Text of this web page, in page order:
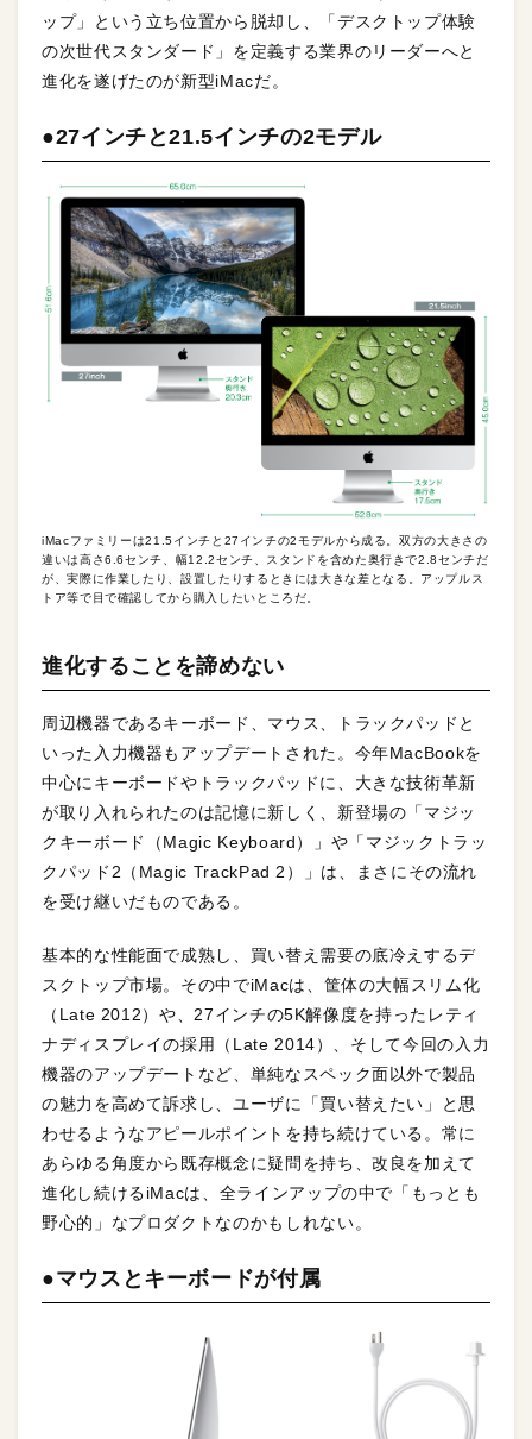
ップ」という立ち位置から脱却し、「デスクトップ体験
の次世代スタンダード」を定義する業界のリーダーへと
進化を遂げたのが新型iMacだ。
●27インチと21.5インチの2モデル
iMacファミリーは21.5インチと27インチの2モデルから成る。双方の大きさの
違いは高さ6.6センチ、幅12.2センチ、スタンドを含めた奥行きで2.8センチだ
が、実際に作業したり、設置したりするときには大きな差となる。アップルス
トア等で目で確認してから購入したいところだ。
進化することを諦めない
周辺機器であるキーボード、マウス、トラックパッドと
いった入力機器もアップデートされた。今年MacBookを
中心にキーボードやトラックパッドに、大きな技術革新
が取り入れられたのは記憶に新しく、新登場の「マジッ
クキーボード（Magic Keyboard）」や「マジックトラッ
クパッド2（Magic TrackPad 2）」は、まさにその流れ
を受け継いだものである。
基本的な性能面で成熟し、買い替え需要の底冷えするデ
スクトップ市場。その中でiMacは、筐体の大幅スリム化
（Late 2012）や、27インチの5K解像度を持ったレティ
ナディスプレイの採用（Late 2014）、そして今回の入力
機器のアップデートなど、単純なスペック面以外で製品
の魅力を高めて訴求し、ユーザに「買い替えたい」と思
わせるようなアピールポイントを持ち続けている。常に
あらゆる角度から既存概念に疑問を持ち、改良を加えて
進化し続けるiMacは、全ラインアップの中で「もっとも
野心的」なプロダクトなのかもしれない。
●マウスとキーボードが付属